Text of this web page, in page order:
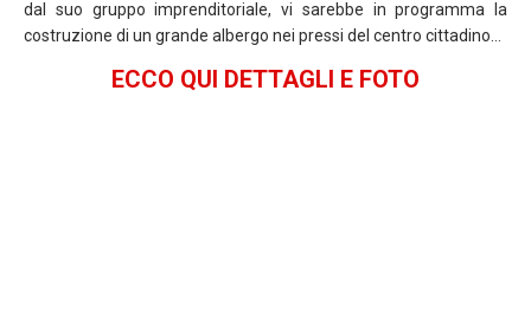
o
k
p
p
dal suo gruppo imprenditoriale, vi sarebbe in programma la
costruzione di un grande albergo nei pressi del centro cittadino…
ECCO QUI DETTAGLI E FOTO